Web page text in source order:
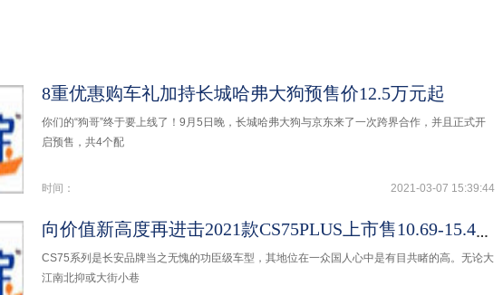
8重优惠购车礼加持长城哈弗大狗预售价12.5万元起
你们的“狗哥”终于要上线了！9月5日晚，长城哈弗大狗与京东来了一次跨界合作，并且正式开
启预售，共4个配
时间： 2021-03-07 15:39:44
CS75系列是长安品牌当之无愧的功臣级车型，其地位在一众国人心中是有目共睹的高。无论大
江南北抑或大街小巷